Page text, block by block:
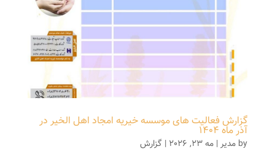
گزارش فعالیت های موسسه خیریه امجاد اهل الخیر در
آذر ماه ۱۴۰۴
by مدیر| مه 23, 2026 | گزارش